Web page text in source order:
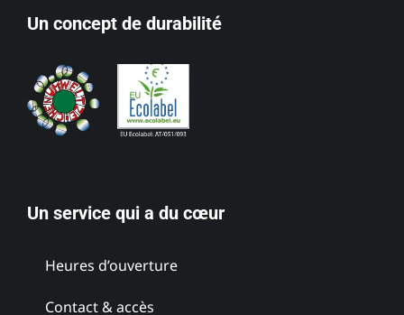
Un concept de durabilité
Un service qui a du cœur
Heures d’ouverture
Contact & accès